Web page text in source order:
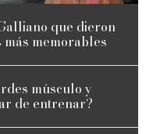
que dieron
más memorables
músculo y
de entrenar?